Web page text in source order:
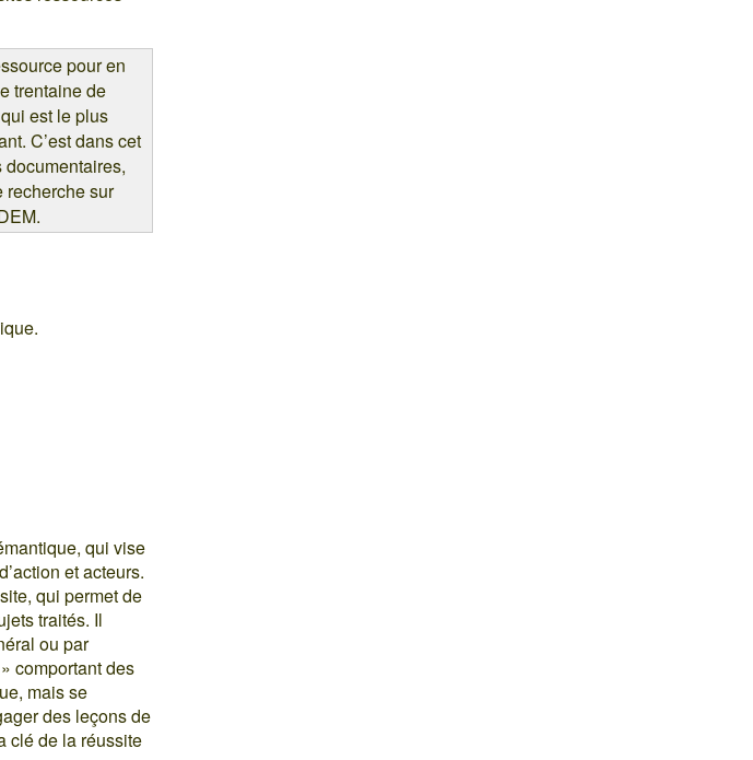
pour en
trentaine de
est le plus
C’est dans cet
recherche sur
qui vise
et acteurs.
qui permet de
traités. Il
ou par
comportant des
mais se
des leçons de
clé de la réussite